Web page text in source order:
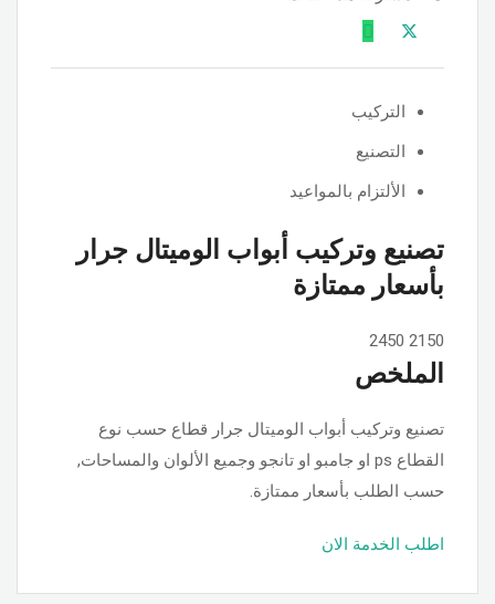
التركيب
التصنيع
الألتزام بالمواعيد
تصنيع وتركيب أبواب الوميتال جرار
بأسعار ممتازة
2150
2450
الملخص
تصنيع وتركيب أبواب الوميتال جرار قطاع حسب نوع
القطاع ps او جامبو او تانجو وجميع الألوان والمساحات,
حسب الطلب بأسعار ممتازة.
اطلب الخدمة الان